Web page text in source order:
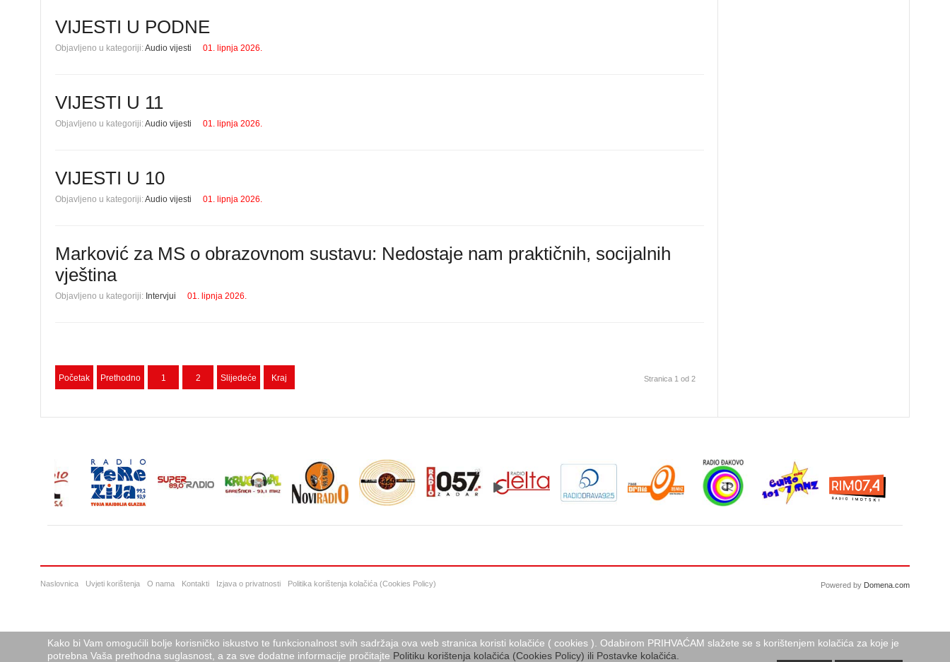
VIJESTI U PODNE
Objavljeno u kategoriji:Audio vijesti 01. lipnja 2026.
VIJESTI U 11
Objavljeno u kategoriji:Audio vijesti 01. lipnja 2026.
VIJESTI U 10
Objavljeno u kategoriji:Audio vijesti 01. lipnja 2026.
Marković za MS o obrazovnom sustavu: Nedostaje nam praktičnih, socijalnih
vještina
Objavljeno u kategoriji: Intervjui 01. lipnja 2026.
Početak Prethodno 1 2 Slijedeće Kraj Stranica 1 od 2
Naslovnica Uvjeti korištenja O nama Kontakti Izjava o privatnosti Politika korištenja kolačića (Cookies Policy) Powered by Domena.com
Kako bi Vam omogućili bolje korisničko iskustvo te funkcionalnost svih sadržaja ova web stranica koristi kolačiće ( cookies ). Odabirom PRIHVAĆAM slažete se s korištenjem kolačića za koje je
potrebna Vaša prethodna suglasnost, a za sve dodatne informacije pročitajte Politiku korištenja kolačića (Cookies Policy) ili Postavke kolačića.